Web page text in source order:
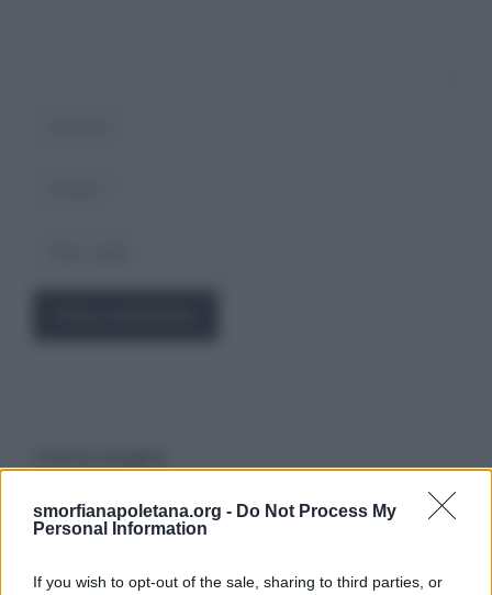
smorfianapoletana.org - Do Not Process My
Personal Information
If you wish to opt-out of the sale, sharing to third parties, or
Ricerca